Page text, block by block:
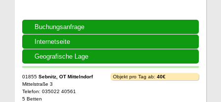
Buchungsanfrage
Internetseite
Geografische Lage
01855 Sebnitz, OT Mittelndorf
Mittelstraße 3
Telefon: 035022 40561
5 Betten
Objekt pro Tag ab: 40€